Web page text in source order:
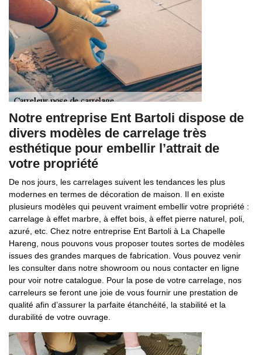
Notre entreprise Ent Bartoli dispose de
divers modèles de carrelage très
esthétique pour embellir l’attrait de
votre propriété
De nos jours, les carrelages suivent les tendances les plus
modernes en termes de décoration de maison. Il en existe
plusieurs modèles qui peuvent vraiment embellir votre propriété :
carrelage à effet marbre, à effet bois, à effet pierre naturel, poli,
azuré, etc. Chez notre entreprise Ent Bartoli à La Chapelle
Hareng, nous pouvons vous proposer toutes sortes de modèles
issues des grandes marques de fabrication. Vous pouvez venir
les consulter dans notre showroom ou nous contacter en ligne
pour voir notre catalogue. Pour la pose de votre carrelage, nos
carreleurs se feront une joie de vous fournir une prestation de
qualité afin d’assurer la parfaite étanchéité, la stabilité et la
durabilité de votre ouvrage.